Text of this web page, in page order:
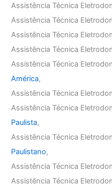
Assistência Técnica
Assistência Técnica
Assistência Técnica
Assistência Técnica
Assistência Técnica
América,
Assistência Técnica
Assistência Técnica
Paulista,
Assistência Técnica
Paulistano,
Assistência Técnica
Assistência Técnica